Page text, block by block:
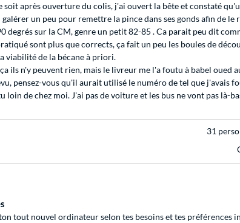
soit après ouverture du colis, j'ai ouvert la bête et constaté
un peu pour remettre la pince dans ses gonds afin de
degrés sur la CM, genre un petit 82-85 . Ca parait peu dit
sont plus que corrects, ça fait un peu les boules de
viabilité de la bécane à priori.
ils n'y peuvent rien, mais le livreur me l'a foutu à babel oued
pensez-vous qu'il aurait utilisé le numéro de tel que j'avais
loin de chez moi. J'ai pas de voiture et les bus ne vont pas là-
31
tout nouvel ordinateur selon tes besoins et tes préférences